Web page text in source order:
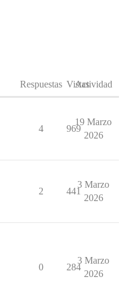
Respuestas Vistas
Actividad
4 969
19 Marzo
2026
2 441
3 Marzo
2026
0 284
3 Marzo
2026